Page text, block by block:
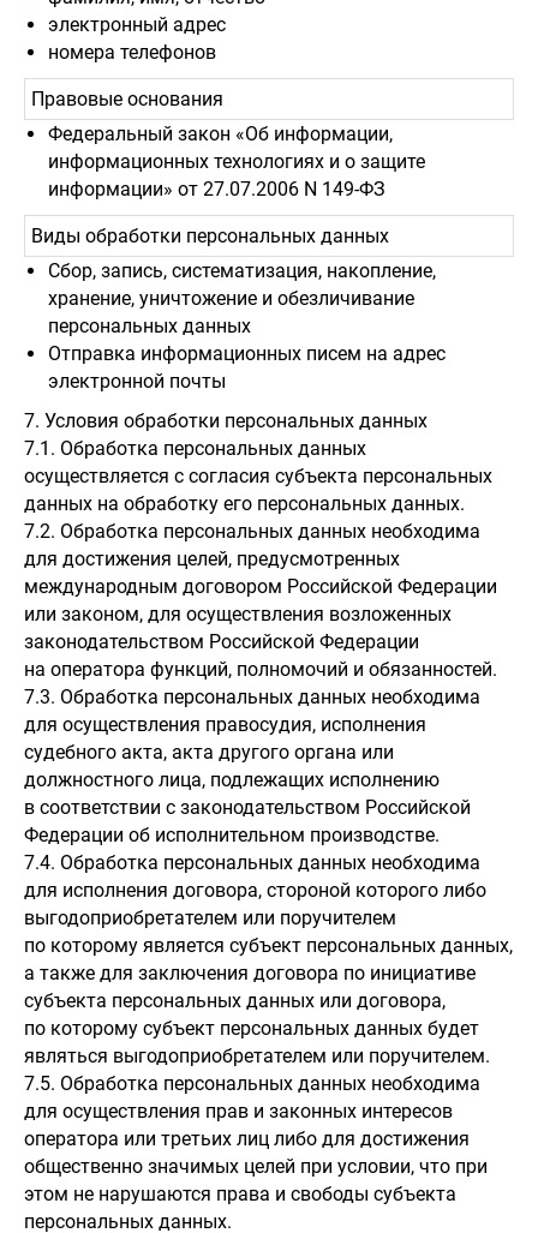
электронный адрес
номера телефонов
Правовые основания
Федеральный закон «Об информации,
информационных технологиях и о защите
информации» от 27.07.2006 N 149-ФЗ
Виды обработки персональных данных
Сбор, запись, систематизация, накопление,
хранение, уничтожение и обезличивание
персональных данных
Отправка информационных писем на адрес
электронной почты
7. Условия обработки персональных данных
7.1. Обработка персональных данных
осуществляется с согласия субъекта персональных
данных на обработку его персональных данных.
7.2. Обработка персональных данных необходима
для достижения целей, предусмотренных
международным договором Российской Федерации
или законом, для осуществления возложенных
законодательством Российской Федерации
на оператора функций, полномочий и обязанностей.
7.3. Обработка персональных данных необходима
для осуществления правосудия, исполнения
судебного акта, акта другого органа или
должностного лица, подлежащих исполнению
в соответствии с законодательством Российской
Федерации об исполнительном производстве.
7.4. Обработка персональных данных необходима
для исполнения договора, стороной которого либо
выгодоприобретателем или поручителем
по которому является субъект персональных данных,
а также для заключения договора по инициативе
субъекта персональных данных или договора,
по которому субъект персональных данных будет
являться выгодоприобретателем или поручителем.
7.5. Обработка персональных данных необходима
для осуществления прав и законных интересов
оператора или третьих лиц либо для достижения
общественно значимых целей при условии, что при
этом не нарушаются права и свободы субъекта
персональных данных.